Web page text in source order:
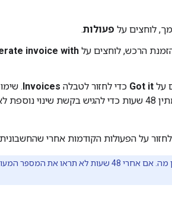
לוחצים על פעולות.
הרכש, לוחצים על invoice with
על Got it כדי לחזור לטבלה Invoices
.
חשבונית שאתם בוחרים להנפיק מחדש, תצטרכו להמתין 48 שעות כדי להגיש בקשת שינוי
על הפעולות הקודמות אחרי
תהליך ההנפקה מחדש של חשבונית קיימת עשוי להימשך זמן מה. אם אחרי